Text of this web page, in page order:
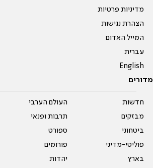
מדיניות פרטיות
הצהרת נגישות
המייל האדום
עברית
English
מדורים
חדשות
מבזקים
ביטחוני
פוליטי-מדיני
בארץ
העולם הערבי
תרבות ופנאי
ספורט
פורומים
יהדות